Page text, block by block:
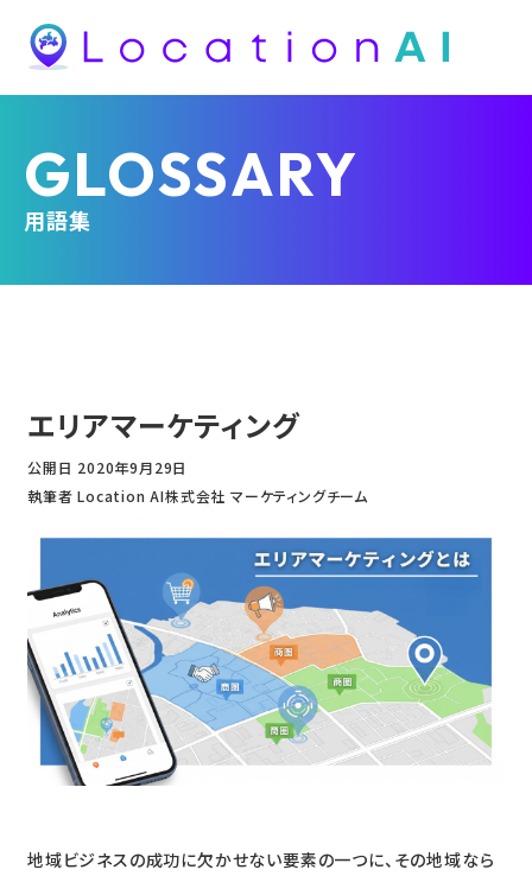
GLOSSARY
用語集
エリアマーケティング
公開日 2020年9月29日
執筆者 Location AI株式会社 マーケティングチーム
地域ビジネスの成功に欠かせない要素の一つに、その地域なら